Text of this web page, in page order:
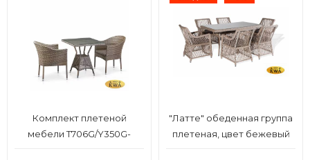
Комплект плетеной
мебели T706G/Y350G-
"Латте" обеденная группа
плетеная, цвет бежевый